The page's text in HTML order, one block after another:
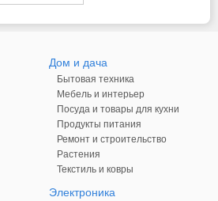
Дом и дача
Бытовая техника
Мебель и интерьер
Посуда и товары для кухни
Продукты питания
Ремонт и строительство
Растения
Текстиль и ковры
Электроника